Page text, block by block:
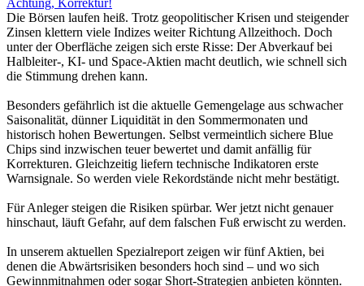
Die Börsen laufen heiß. Trotz geopolitischer Krisen und steigender
Zinsen klettern viele Indizes weiter Richtung Allzeithoch. Doch
unter der Oberfläche zeigen sich erste Risse: Der Abverkauf bei
Halbleiter-, KI- und Space-Aktien macht deutlich, wie schnell sich
die Stimmung drehen kann.
Besonders gefährlich ist die aktuelle Gemengelage aus schwacher
Saisonalität, dünner Liquidität in den Sommermonaten und
historisch hohen Bewertungen. Selbst vermeintlich sichere Blue
Chips sind inzwischen teuer bewertet und damit anfällig für
Korrekturen. Gleichzeitig liefern technische Indikatoren erste
Warnsignale. So werden viele Rekordstände nicht mehr bestätigt.
Für Anleger steigen die Risiken spürbar. Wer jetzt nicht genauer
hinschaut, läuft Gefahr, auf dem falschen Fuß erwischt zu werden.
In unserem aktuellen Spezialreport zeigen wir fünf Aktien, bei
denen die Abwärtsrisiken besonders hoch sind – und wo sich
Gewinnmitnahmen oder sogar Short-Strategien anbieten könnten.